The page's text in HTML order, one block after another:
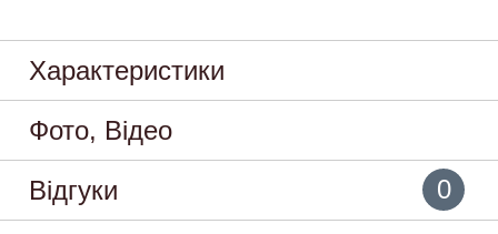
Характеристики
Фото, Відео
Відгуки
0